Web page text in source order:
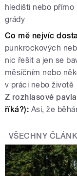
hledišti nebo přímo
grády
Co mě nejvíc
punkrockových
nic řešit a jen se
měsíčním nebo
v práci nebo životě
Z rozhlasové
říká?): Asi, že
VŠECHNY